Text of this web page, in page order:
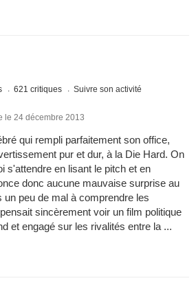
621 critiques Suivre son activité
le 24 décembre 2013
qui rempli parfaitement son office,
pur et dur, à la Die Hard. On
s'attendre en lisant le pitch et en
donc aucune mauvaise surprise au
un peu de mal à comprendre les
sincèrement voir un film politique
et engagé sur les rivalités entre la ...